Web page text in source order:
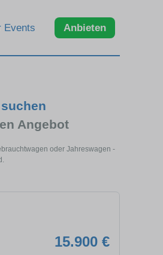
Events Anbieten
Angebot
oder Jahreswagen -
15.900 €